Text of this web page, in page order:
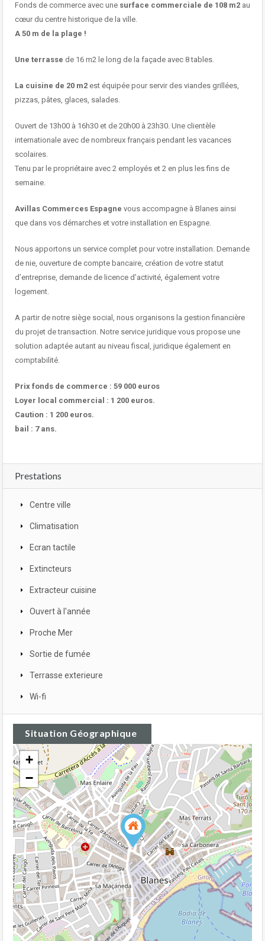
Fonds de commerce avec une surface commerciale de 108 m2 au
cœur du centre historique de la ville.
A 50 m de la plage !
Une terrasse de 16 m2 le long de la façade avec 8 tables.
La cuisine de 20 m2 est équipée pour servir des viandes grillées,
pizzas, pâtes, glaces, salades.
Ouvert de 13h00 à 16h30 et de 20h00 à 23h30. Une clientèle
internationale avec de nombreux français pendant les vacances
scolaires.
Tenu par le propriétaire avec 2 employés et 2 en plus les fins de
semaine.
Avillas Commerces Espagne vous accompagne à Blanes ainsi
que dans vos démarches et votre installation en Espagne.
Nous apportons un service complet pour votre installation. Demande
de nie, ouverture de compte bancaire, création de votre statut
d’entreprise, demande de licence d’activité, également votre
logement.
A partir de notre siège social, nous organisons la gestion financière
du projet de transaction. Notre service juridique vous propose une
solution adaptée autant au niveau fiscal, juridique également en
comptabilité.
Prix fonds de commerce : 59 000 euros
Loyer local commercial : 1 200 euros.
Caution : 1 200 euros.
bail : 7 ans.
Prestations
Centre ville
Climatisation
Ecran tactile
Extincteurs
Extracteur cuisine
Ouvert à l'année
Proche Mer
Sortie de fumée
Terrasse exterieure
Wi-fi
Situation Géographique
+
−